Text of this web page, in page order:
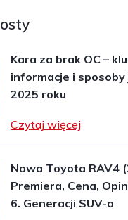
Kara za brak OC –
informacje i
2025 roku
Czytaj więcej
Nowa Toyota RAV4
Premiera, Cena,
6. Generacji SUV-a